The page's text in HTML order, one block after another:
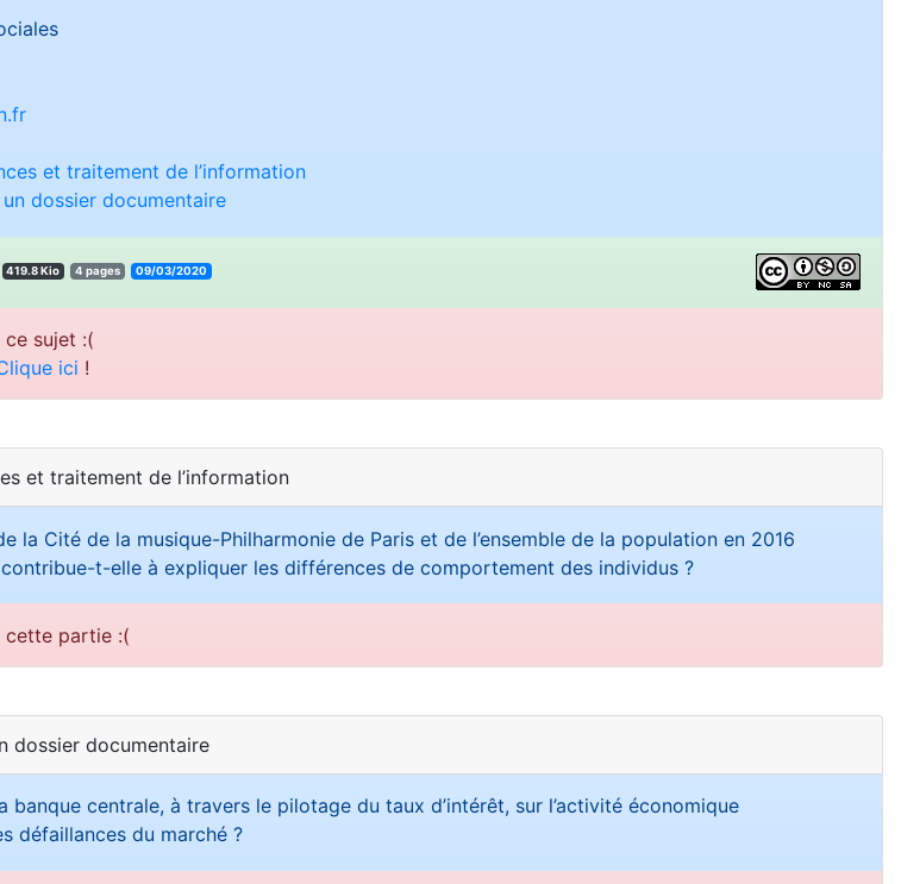
et traitement de l’information
dossier documentaire
419.8 Kio 4 pages 09/03/2020
sujet :(
ici !
et traitement de l’information
la Cité de la musique-Philharmonie de Paris et de l’ensemble de la population en 2016
t-elle à expliquer les différences de comportement des individus ?
cette partie :(
dossier documentaire
banque centrale, à travers le pilotage du taux d’intérêt, sur l’activité économique
défaillances du marché ?